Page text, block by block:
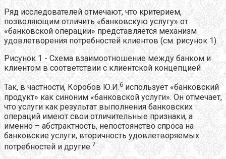
Ряд исследователей отмечают, что критерием,
позволяющим отличить «банковскую услугу» от
«банковской операции» представляется механизм
удовлетворения потребностей клиентов (см. рисунок 1).
Рисунок 1 - Схема взаимоотношение между банком и
клиентом в соответствии с клиентской концепцией
Так, в частности, Коробов Ю.И.6 использует «банковский
продукт» как синоним «банковской услуги». Он отмечает,
что услуги как результат выполнения банковских
операций имеют свои отличительные признаки, а
именно – абстрактность, непостоянство спроса на
банковские услуги, вторичность удовлетворяемых
потребностей и другие.7